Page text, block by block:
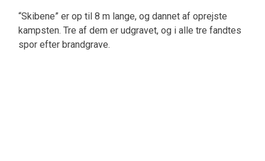
“Skibene” er op til 8 m lange, og dannet af oprejste
kampsten. Tre af dem er udgravet, og i alle tre fandtes
spor efter brandgrave.